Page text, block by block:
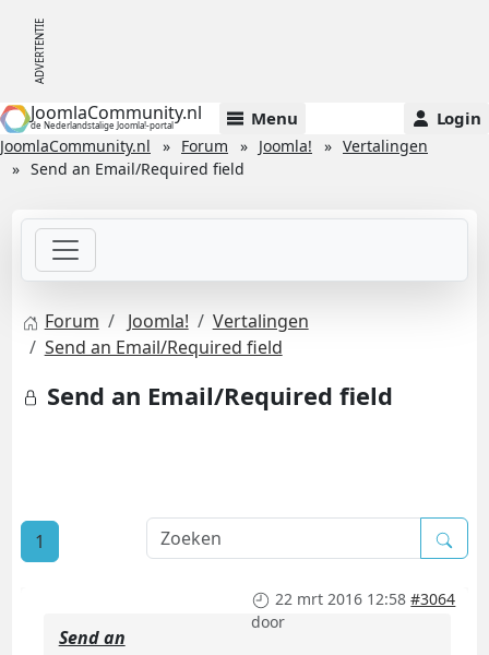
JoomlaCommunity.nl
de Nederlandstalige Joomla!-portal Menu Login
JoomlaCommunity.nl Forum Joomla!
Vertalingen
Send an Email/Required field
Forum Joomla!
Vertalingen
Send an Email/Required field
Send an Email/Required field
1
22 mrt 2016 12:58 #3064
door
Send an